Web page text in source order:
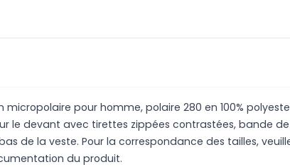
micropolaire pour homme, polaire 280 en 100%
le devant avec tirettes zippées contrastées, bande
de la veste. Pour la correspondance des tailles,
du produit.